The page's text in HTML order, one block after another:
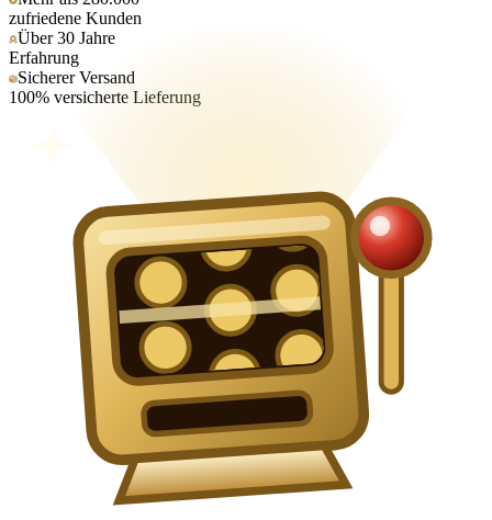
zufriedene Kunden
Über 30 Jahre
Erfahrung
Sicherer Versand
100% versicherte Lieferung